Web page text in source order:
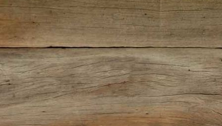
IMG-20180227-WA0011